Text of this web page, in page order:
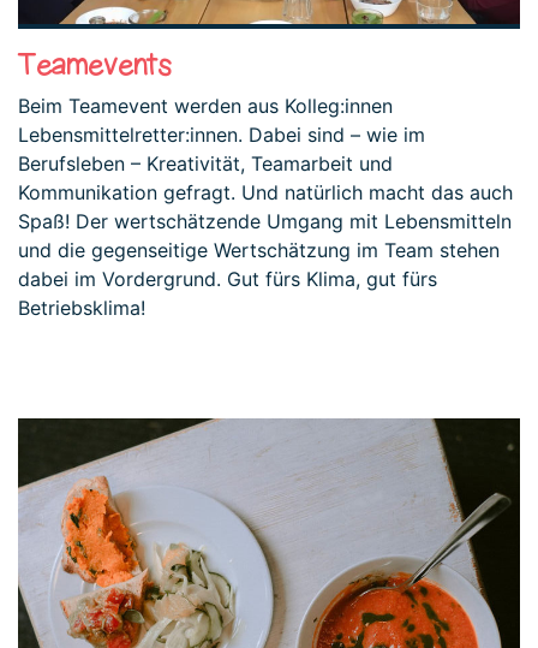
Teamevents
Beim Teamevent werden aus Kolleg:innen
Lebensmittelretter:innen. Dabei sind – wie im
Berufsleben – Kreativität, Teamarbeit und
Kommunikation gefragt. Und natürlich macht das auch
Spaß! Der wertschätzende Umgang mit Lebensmitteln
und die gegenseitige Wertschätzung im Team stehen
dabei im Vordergrund. Gut fürs Klima, gut fürs
Betriebsklima!